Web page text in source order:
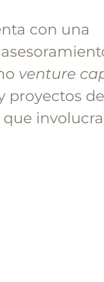
con una
venture
proyectos de